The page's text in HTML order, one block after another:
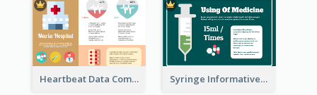
Heartbeat Data Comparison Syringe Informative Clipart